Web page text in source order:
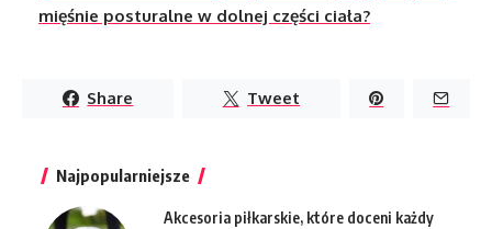
mięśnie posturalne w dolnej części ciała?
Share Tweet
Najpopularniejsze
Akcesoria piłkarskie, które doceni każdy